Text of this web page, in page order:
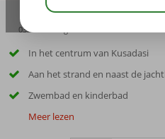
03:15
In het centrum van Kusadasi
Aan het strand en naast de
Zwembad en kinderbad
Meer lezen